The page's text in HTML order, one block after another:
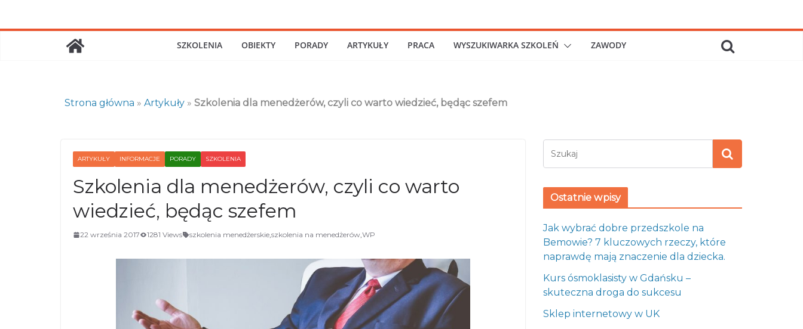
content
SZKOLENIA
OBIEKTY PORADY ARTYKUŁY PRACA WYSZUKIWARKA SZKOLEŃ ZAWODY
Strona główna » Artykuły » Szkolenia dla menedżerów, czyli co warto wiedzieć, będąc szefem
ARTYKUŁY INFORMACJE PORADY SZKOLENIA
Szkolenia dla menedżerów, czyli co warto
wiedzieć, będąc szefem
22 września 2017 1281 Views szkolenia menedżerskie,szkolenia na menedżerów,WP
Ostatnie wpisy
Jak wybrać dobre przedszkole na
Bemowie? 7 kluczowych rzeczy, które
naprawdę mają znaczenie dla dziecka.
Kurs ósmoklasisty w Gdańsku –
skuteczna droga do sukcesu
Sklep internetowy w UK